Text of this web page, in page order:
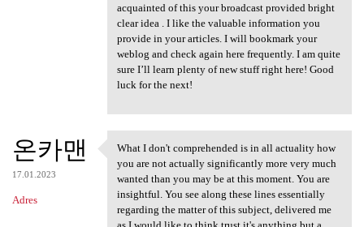
acquainted of this your broadcast provided bright
clear idea . I like the valuable information you
provide in your articles. I will bookmark your
weblog and check again here frequently. I am quite
sure I’ll learn plenty of new stuff right here! Good
luck for the next!
온카맨
17.01.2023
Adres
What I don't comprehended is
What I don't comprehended is in all actuality how
you are not actually significantly more very much
wanted than you may be at this moment. You are
insightful. You see along these lines essentially
regarding the matter of this subject, delivered me